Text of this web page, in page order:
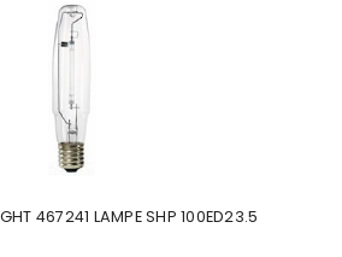
467241 LAMPE SHP 100ED23.5